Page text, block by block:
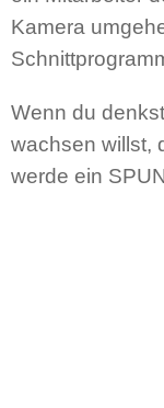
Kamera
Wenn du
wachsen willst,
werde ein